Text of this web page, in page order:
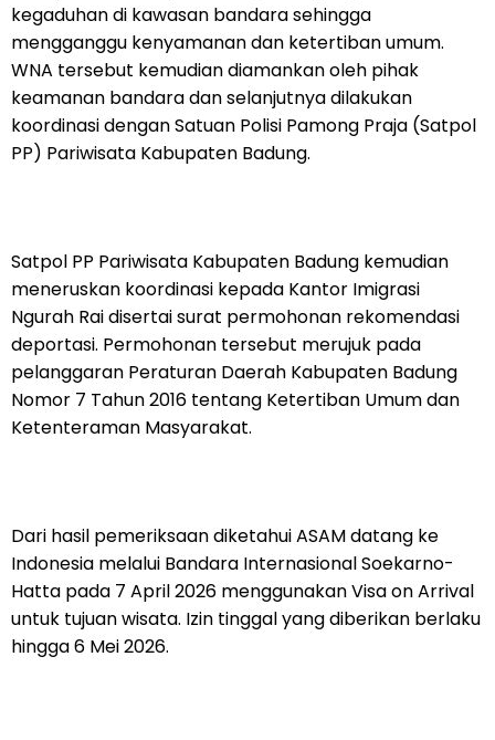
kegaduhan di kawasan bandara sehingga
mengganggu kenyamanan dan ketertiban umum.
WNA tersebut kemudian diamankan oleh pihak
keamanan bandara dan selanjutnya dilakukan
koordinasi dengan Satuan Polisi Pamong Praja (Satpol
PP) Pariwisata Kabupaten Badung.
Satpol PP Pariwisata Kabupaten Badung kemudian
meneruskan koordinasi kepada Kantor Imigrasi
Ngurah Rai disertai surat permohonan rekomendasi
deportasi. Permohonan tersebut merujuk pada
pelanggaran Peraturan Daerah Kabupaten Badung
Nomor 7 Tahun 2016 tentang Ketertiban Umum dan
Ketenteraman Masyarakat.
Dari hasil pemeriksaan diketahui ASAM datang ke
Indonesia melalui Bandara Internasional Soekarno-
Hatta pada 7 April 2026 menggunakan Visa on Arrival
untuk tujuan wisata. Izin tinggal yang diberikan berlaku
hingga 6 Mei 2026.